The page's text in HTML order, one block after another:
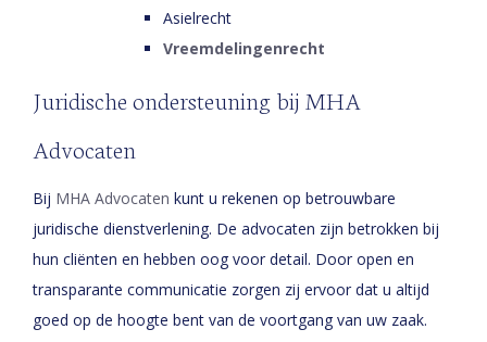
Asielrecht
Vreemdelingenrecht
Juridische ondersteuning bij MHA
Advocaten
Bij MHA Advocaten kunt u rekenen op betrouwbare
juridische dienstverlening. De advocaten zijn betrokken bij
hun cliënten en hebben oog voor detail. Door open en
transparante communicatie zorgen zij ervoor dat u altijd
goed op de hoogte bent van de voortgang van uw zaak.